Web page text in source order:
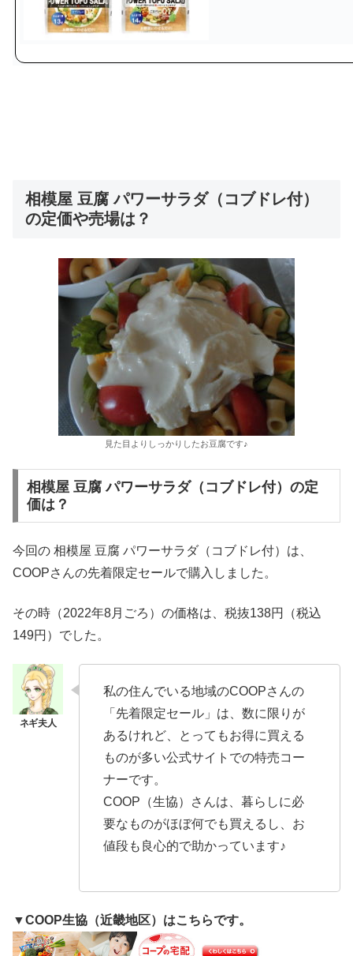
相模屋 豆腐 パワーサラダ（コブドレ付）
の定価や売場は？
見た目よりしっかりしたお豆腐です♪
相模屋 豆腐 パワーサラダ（コブドレ付）の定
価は？
今回の 相模屋 豆腐 パワーサラダ（コブドレ付）は、
COOPさんの先着限定セールで購入しました。
その時（2022年8月ごろ）の価格は、税抜138円（税込
149円）でした。
私の住んでいる地域のCOOPさんの
「先着限定セール」は、数に限りが
あるけれど、とってもお得に買える
ものが多い公式サイトでの特売コー
ナーです。
COOP（生協）さんは、暮らしに必
要なものがほぼ何でも買えるし、お
値段も良心的で助かっています♪
▼COOP生協（近畿地区）はこちらです。